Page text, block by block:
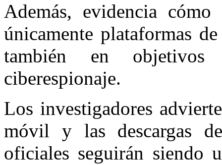
Además, evidencia
únicamente plataformas
también en
ciberespionaje.
Los investigadores
móvil y las descargas
oficiales seguirán siendo